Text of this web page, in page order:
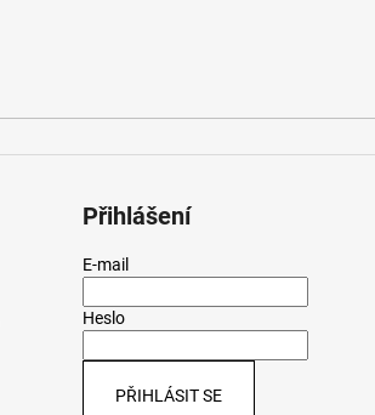
Přihlášení
E-mail
Heslo
PŘIHLÁSIT SE